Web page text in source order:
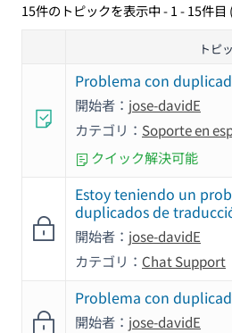
15件のトピックを表示中 - 1 - 15件目
トピ
Problema con
開始者： jose-davidE
カテゴリ： Soporte en
クイック解決可能
Estoy teniendo un
duplicados de
開始者： jose-davidE
カテゴリ： Chat Support
Problema con
開始者： jose-davidE